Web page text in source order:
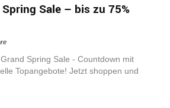
Spring Sale – bis zu 75%
Spring Sale - Countdown mit
Topangebote! Jetzt shoppen und